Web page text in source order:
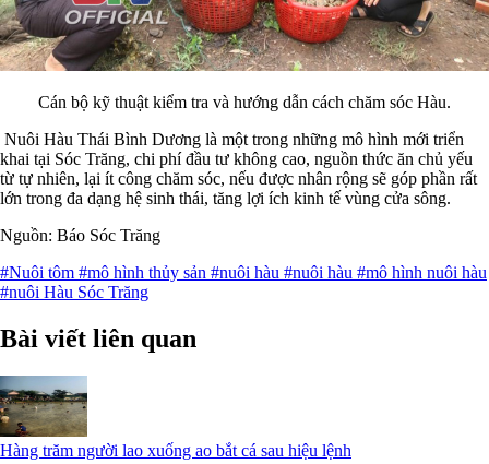
Cán bộ kỹ thuật kiểm tra và hướng dẫn cách chăm sóc Hàu.
Nuôi Hàu Thái Bình Dương là một trong những mô hình mới triển
khai tại Sóc Trăng, chi phí đầu tư không cao, nguồn thức ăn chủ yếu
từ tự nhiên, lại ít công chăm sóc, nếu được nhân rộng sẽ góp phần rất
lớn trong đa dạng hệ sinh thái, tăng lợi ích kinh tế vùng cửa sông.
Nguồn: Báo Sóc Trăng
#Nuôi tôm #mô hình thủy sản #nuôi hàu #nuôi hàu #mô hình nuôi hàu
#nuôi Hàu Sóc Trăng
Bài viết liên quan
Hàng trăm người lao xuống ao bắt cá sau hiệu lệnh